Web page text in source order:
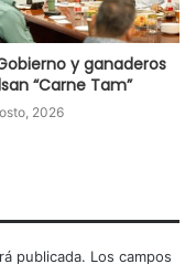
y ganaderos
“Carne Tam”
2026
publicada. Los campos